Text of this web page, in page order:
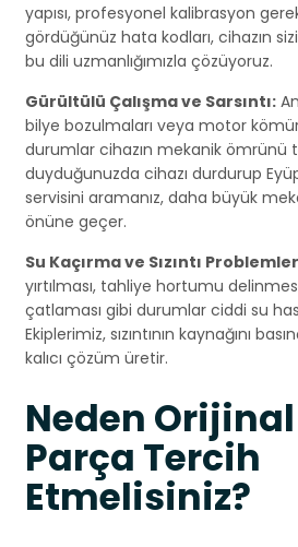
yapısı, profesyonel kalibrasyon
gördüğünüz hata kodları, cihazın
bu dili uzmanlığımızla çözüyoruz.
Gürültülü Çalışma ve Sarsıntı:
bilye bozulmaları veya motor
durumlar cihazın mekanik ömrünü
duyduğunuzda cihazı durdurup
servisini aramanız, daha büyük
önüne geçer.
Su Kaçırma ve Sızıntı
yırtılması, tahliye hortumu
çatlaması gibi durumlar ciddi su
Ekiplerimiz, sızıntının kaynağını
kalıcı çözüm üretir.
Neden
Parça Tercih
Etmelisiniz?